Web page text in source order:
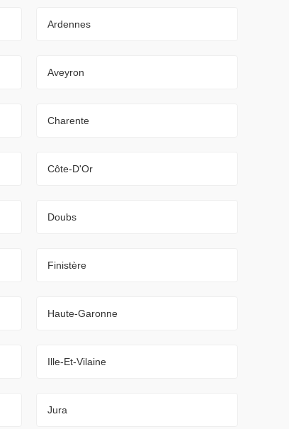
Ardennes
Aveyron
Charente
Côte-D'Or
Doubs
Finistère
Haute-Garonne
Ille-Et-Vilaine
Jura